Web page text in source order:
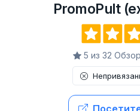
PromoPult
5 из 32